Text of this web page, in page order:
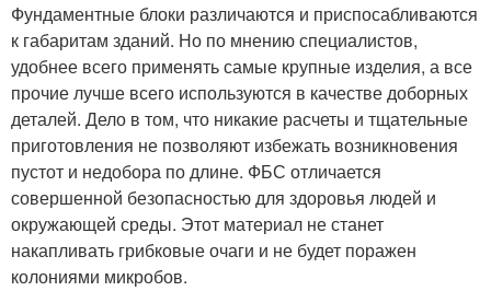
Фундаментные блоки различаются и приспосабливаются
к габаритам зданий. Но по мнению специалистов,
удобнее всего применять самые крупные изделия, а все
прочие лучше всего используются в качестве доборных
деталей. Дело в том, что никакие расчеты и тщательные
приготовления не позволяют избежать возникновения
пустот и недобора по длине. ФБС отличается
совершенной безопасностью для здоровья людей и
окружающей среды. Этот материал не станет
накапливать грибковые очаги и не будет поражен
колониями микробов.